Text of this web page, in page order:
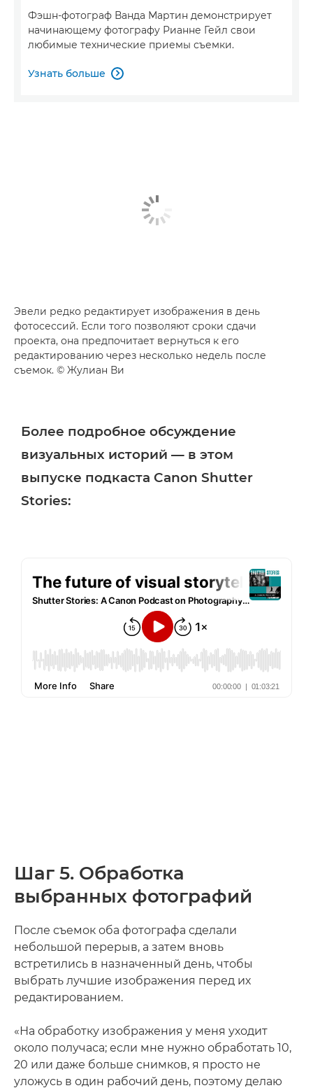
Фэшн-фотограф Ванда Мартин демонстрирует
начинающему фотографу Рианне Гейл свои
любимые технические приемы съемки.
Узнать больше 
Эвели редко редактирует изображения в день
фотосессий. Если того позволяют сроки сдачи
проекта, она предпочитает вернуться к его
редактированию через несколько недель после
съемок. © Жулиан Ви
Более подробное обсуждение
визуальных историй — в этом
выпуске подкаста Canon Shutter
Stories:
Шаг 5. Обработка
выбранных фотографий
После съемок оба фотографа сделали
небольшой перерыв, а затем вновь
встретились в назначенный день, чтобы
выбрать лучшие изображения перед их
редактированием.
«На обработку изображения у меня уходит
около получаса; если мне нужно обработать 10,
20 или даже больше снимков, я просто не
уложусь в один рабочий день, поэтому делаю